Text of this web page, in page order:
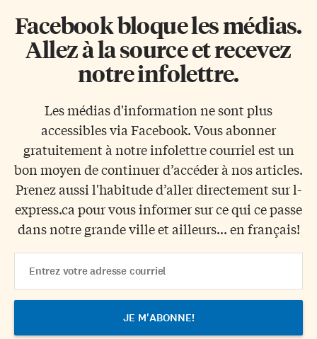
Facebook bloque les médias.
Allez à la source et recevez
notre infolettre.
Les médias d'information ne sont plus
accessibles via Facebook. Vous abonner
gratuitement à notre infolettre courriel est un
bon moyen de continuer d’accéder à nos articles.
Prenez aussi l'habitude d’aller directement sur l-
express.ca pour vous informer sur ce qui ce passe
dans notre grande ville et ailleurs... en français!
Address